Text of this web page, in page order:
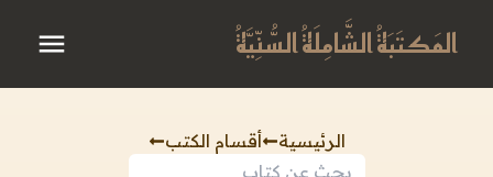
المَكتَبَةُ الشَّامِلَةُ السُّنِّيَّةُ
الرئيسية أقسام الكتب